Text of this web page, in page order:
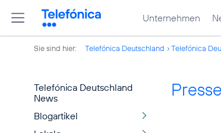
Unternehmen
Sie sind hier: Telefónica Deutschland Telefónica
Telefónica Deutschland
News
Blogartikel